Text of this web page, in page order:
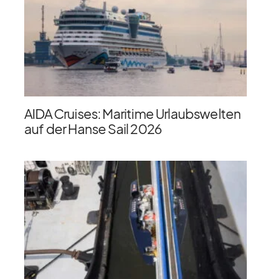
AIDA Cruises: Maritime Urlaubswelten
auf der Hanse Sail 2026